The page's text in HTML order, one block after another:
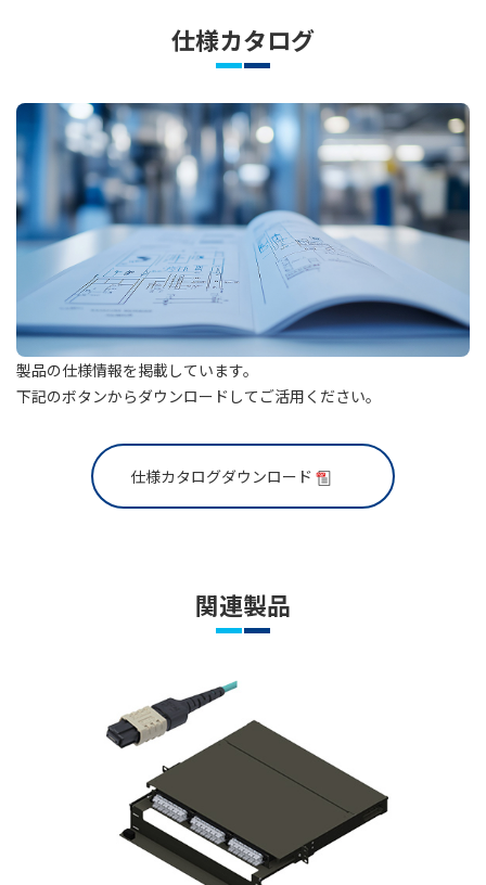
仕様カタログ
製品の仕様情報を掲載しています。
下記のボタンからダウンロードしてご活用ください。
仕様カタログダウンロード
関連製品